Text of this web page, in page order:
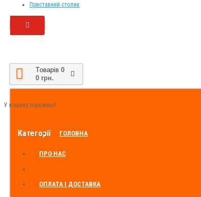
Приставний столик
Tоварів 0
0 грн.
У кошику порожньо!
Категорії ГОЛОВНА
ПРО НАС
ОПЛАТА І ДОСТАВКА